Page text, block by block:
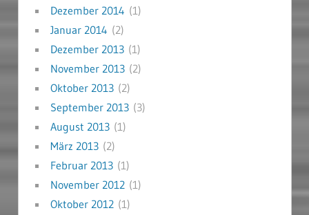
Dezember 2014 (1)
Januar 2014 (2)
Dezember 2013(1)
November 2013(2)
Oktober 2013(2)
September 2013(3)
August 2013(1)
März 2013(2)
Februar 2013(1)
November 2012(1)
Oktober 2012(1)